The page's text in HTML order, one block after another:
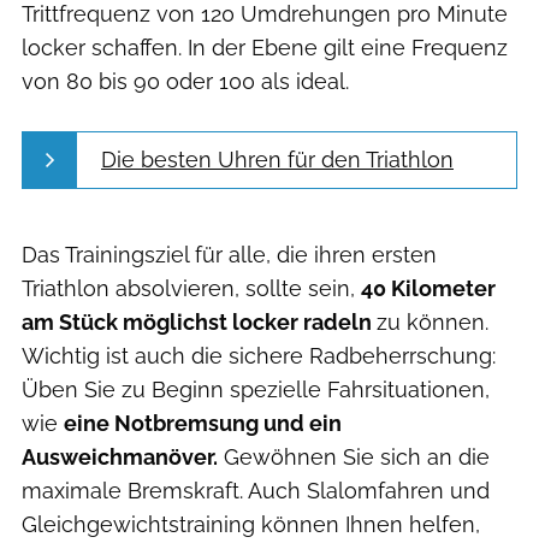
Trittfrequenz von 120 Umdrehungen pro Minute
locker schaffen. In der Ebene gilt eine Frequenz
von 80 bis 90 oder 100 als ideal.
Die besten Uhren für den Triathlon
Das Trainingsziel für alle, die ihren ersten
Triathlon absolvieren, sollte sein, 40 Kilometer
am Stück möglichst locker radeln zu können.
Wichtig ist auch die sichere Radbeherrschung:
Üben Sie zu Beginn spezielle Fahrsituationen,
wie eine Notbremsung und ein
Ausweichmanöver. Gewöhnen Sie sich an die
maximale Bremskraft. Auch Slalomfahren und
Gleichgewichtstraining können Ihnen helfen,